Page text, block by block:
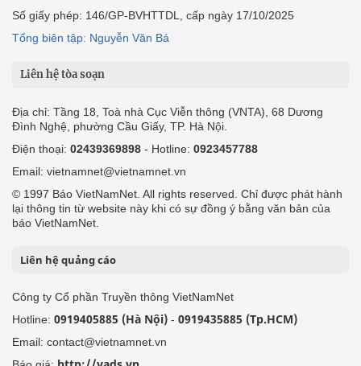
Số giấy phép: 146/GP-BVHTTDL, cấp ngày 17/10/2025
Tổng biên tập: Nguyễn Văn Bá
Liên hệ tòa soạn
Địa chỉ: Tầng 18, Toà nhà Cục Viễn thông (VNTA), 68 Dương
Đình Nghệ, phường Cầu Giấy, TP. Hà Nội.
Điện thoại: 02439369898 - Hotline: 0923457788
Email: vietnamnet@vietnamnet.vn
© 1997 Báo VietNamNet. All rights reserved. Chỉ được phát hành
lại thông tin từ website này khi có sự đồng ý bằng văn bản của
báo VietNamNet.
Liên hệ quảng cáo
Công ty Cổ phần Truyền thông VietNamNet
Hotline: 0919405885 (Hà Nội) - 0919435885 (Tp.HCM)
Email: contact@vietnamnet.vn